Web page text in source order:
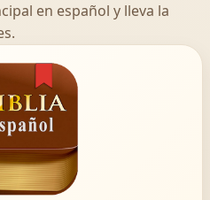
en español y lleva la